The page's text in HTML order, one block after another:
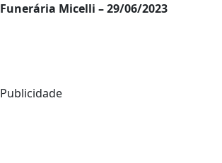
Funerária Micelli – 29/06/2023
Publicidade